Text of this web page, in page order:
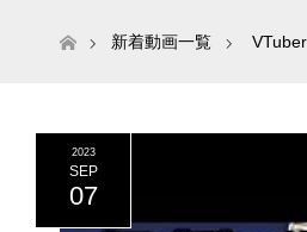
ホーム新着動画一覧 VTuber
2023
SEP
07